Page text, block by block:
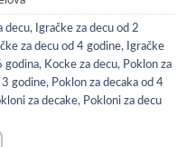
decu,
Igračke za decu od 2
za decu od 4 godine,
Igračke
godina, Kocke za decu, Poklon za
3 godine, Poklon za decaka od 4
za decake, Pokloni za decu